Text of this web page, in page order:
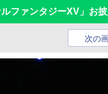
ルファンタジーXV」お
次の